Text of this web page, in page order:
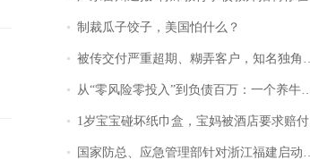
制裁瓜子饺子，美国怕什么？
被传交付严重超期、糊弄客户，知名独角兽车企创始人回应：都没证据，将依法采取措施，“本人长期与美国交管局保持沟通，对方表示肯定”
从“零风险零投入”到负债百万：一个养牛项目崩盘后，谁该为农户的贷款买单丨红星调查
1岁宝宝碰坏纸巾盒，宝妈被酒店要求赔付924元！三亚一酒店回复：骨瓷定制！网友一查价格，吵翻了
国家防总、应急管理部针对浙江福建启动防汛防台风四级应急响应